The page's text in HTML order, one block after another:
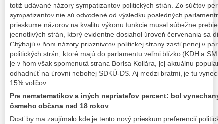
totiž udávané názory sympatizantov politických strán. Zo súčtov
sympatizantov nie sú odvodené od výsledku posledných
prieskume názorov na kvalitu výkonu funkcie musel súbežne
jednotlivých strán, ktorý evidentne dosiahol úroveň červenania sa
Chýbajú v ňom názory priaznivcov politickej strany zastúpenej v
politických strán, ktoré majú do parlamentu veľmi blízko (KDH a
je v ňom však spomenutá strana Borisa Kollára, jej aktuálnu
odhadnúť na úrovni nebohej SDKÚ-DS. Aj medzi bratmi, je tu
15% voličov.
Pre nematematikov a iných nepriateľov percent: bol
ôsmeho občana nad 18 rokov.
Dosť by ma zaujímalo kde je tento nový prieskum preferencií